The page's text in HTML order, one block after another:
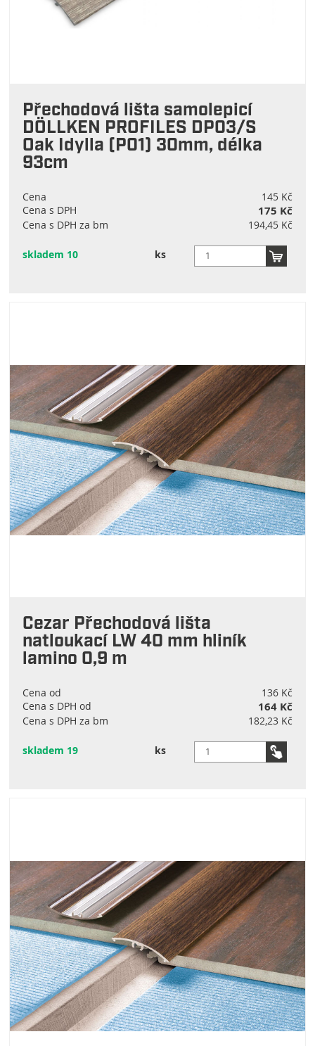
80 mm
0,9 m(3
2,5 m (1)
Přechodová lišta samolepicí
DÖLLKEN PROFILES DP03/S
Oak Idylla (P01) 30mm, délka
93cm
Cena
145 Kč
Cena s DPH
175 Kč
Cena s DPH za bm 194,45 Kč
skladem 10 ks
Cezar Přechodová lišta
natloukací LW 40 mm hliník
lamino 0,9 m
Cena od
136 Kč
Cena s DPH od
164 Kč
Cena s DPH za bm 182,23 Kč
skladem 19 ks